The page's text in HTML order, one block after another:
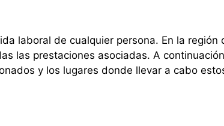
laboral de cualquier persona. En la
las prestaciones asociadas. A
y los lugares donde llevar a cabo